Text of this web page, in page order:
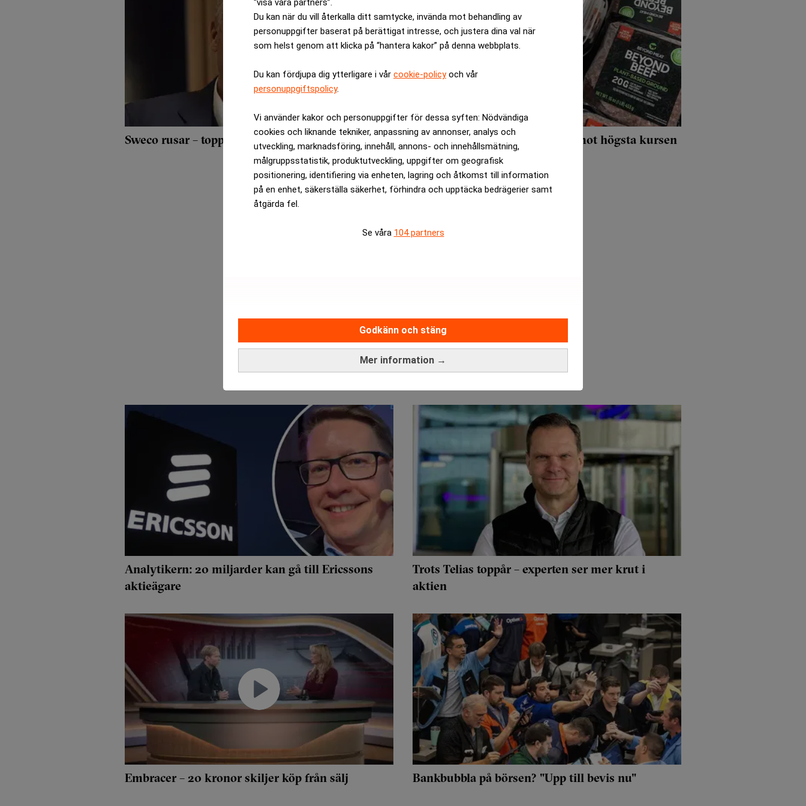
“visa våra partners”.
Du kan när du vill återkalla ditt samtycke, invända mot behandling av
personuppgifter baserat på berättigat intresse, och justera dina val när
som helst genom att klicka på “hantera kakor” på denna webbplats.
Du kan fördjupa dig ytterligare i vår cookie-policyoch vår
personuppgiftspolicy.
Vi använder kakor och personuppgifter för dessa syften: Nödvändiga
cookies och liknande tekniker, anpassning av annonser, analys och
utveckling, marknadsföring, innehåll, annons- och innehållsmätning,
målgruppsstatistik, produktutveckling, uppgifter om geografisk
positionering, identifiering via enheten, lagring och åtkomst till information
på en enhet, säkerställa säkerhet, förhindra och upptäcka bedrägerier samt
åtgärda fel.
Se våra 104 partners
Mer information →
Godkänn och stäng
Sweco rusar – toppförvaltaren prickade rätt
Krisande Beyond Meat på väg mot högsta kursen
på ett år
ANNONS
Analytikern: 20 miljarder kan gå till Ericssons
aktieägare
Trots Telias toppår – experten ser mer krut i
aktien
Embracer – 20 kronor skiljer köp från sälj Bankbubbla på börsen? "Upp till bevis nu"